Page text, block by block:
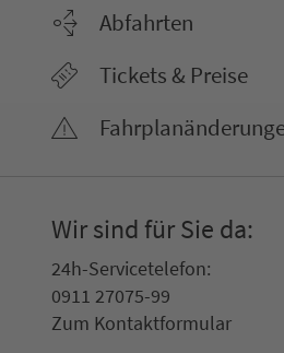
Abfahrten
Tickets & Preise
Wir sind für Sie da:
24h-Ser­vice­te­le­fon:
0911 27075-99
Zum Kon­taktformular